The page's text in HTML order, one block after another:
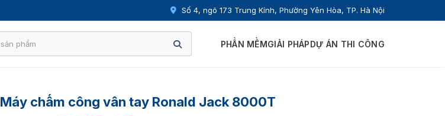
Số 4, ngõ 173 Trung Kính, Phường Yên Hòa, TP. Hà Nội
PHẦN MỀMGIẢI PHÁPDỰ ÁN THI CÔNG
Máy chấm công vân tay Ronald Jack 8000T